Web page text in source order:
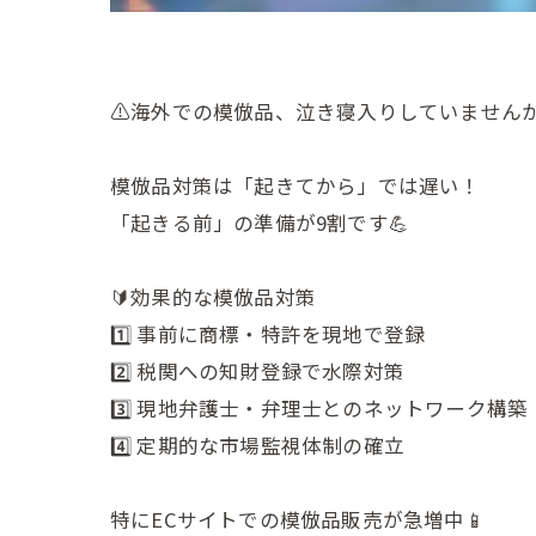
⚠️海外での模倣品、泣き寝入りしていません
模倣品対策は「起きてから」では遅い！
「起きる前」の準備が9割です💪
🔰効果的な模倣品対策
1️⃣ 事前に商標・特許を現地で登録
2️⃣ 税関への知財登録で水際対策
3️⃣ 現地弁護士・弁理士とのネットワーク構築
4️⃣ 定期的な市場監視体制の確立
特にECサイトでの模倣品販売が急増中📱